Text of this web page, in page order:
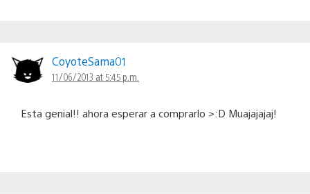
CoyoteSama01
11/06/2013 at 5:45 p.m.
Esta genial!! ahora esperar a comprarlo >:D Muajajajaj!